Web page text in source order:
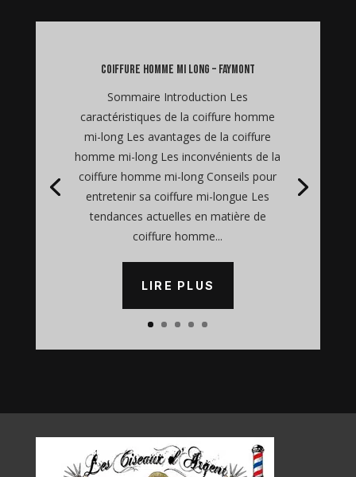
coiffure homme mi long – Faymont
Sommaire Introduction Les
caractéristiques de la coiffure homme
mi-long Les avantages de la coiffure
homme mi-long Les inconvénients de la
coiffure homme mi-long Conseils pour
entretenir sa coiffure mi-longue Les
tendances actuelles en matière de
coiffure homme...
LIRE PLUS